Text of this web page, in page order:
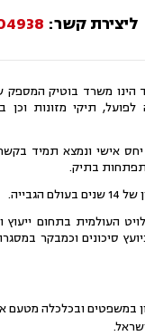
ליצירת קשר:
הינו משרד בוטיק המספק
לפועל, תיקי מזונות וכן
יחס אישי ונמצא תמיד
בתיק.
העולמית בתחום ייעוץ
סיכונים וכמבקר
במשפטים ובכלכלה מטעם